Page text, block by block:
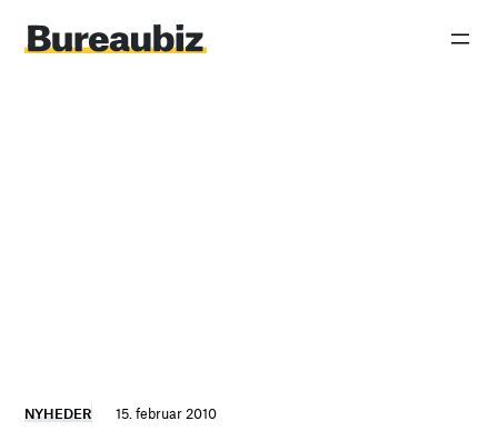
indhold
NYHEDER 15. februar 2010